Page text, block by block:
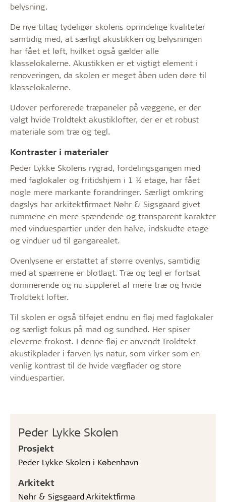
Peder Lykke Skolen
Prosjekt
Peder Lykke Skolen i København
Arkitekt
Nøhr & Sigsgaard Arkitektfirma
belysning.
De nye tiltag tydeligør skolens oprindelige kvaliteter
samtidig med, at særligt akustikken og belysningen
har fået et løft, hvilket også gælder alle
klasselokalerne. Akustikken er et vigtigt element i
renoveringen, da skolen er meget åben uden døre til
klasselokalerne.
Udover perforerede træpaneler på væggene, er der
valgt hvide Troldtekt akustiklofter, der er et robust
materiale som træ og tegl.
Kontraster i materialer
Peder Lykke Skolens rygrad, fordelingsgangen med
med faglokaler og fritidshjem i 1 ½ etage, har fået
nogle mere markante forandringer. Særligt omkring
dagslys har arkitektfirmaet Nøhr & Sigsgaard givet
rummene en mere spændende og transparent karakter
med vinduespartier under den halve, indskudte etage
og vinduer ud til gangarealet.
Ovenlysene er erstattet af større ovenlys, samtidig
med at spærrene er blotlagt. Træ og tegl er fortsat
dominerende og nu suppleret af mere træ og hvide
Troldtekt lofter.
Til skolen er også tilføjet endnu en fløj med faglokaler
og særligt fokus på mad og sundhed. Her spiser
eleverne frokost. I denne fløj er anvendt Troldtekt
akustikplader i farven lys natur, som virker som en
venlig kontrast til de hvide vægflader og store
vinduespartier.